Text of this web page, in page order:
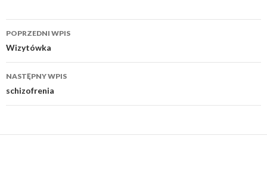
Nawigacja
wpisu
POPRZEDNI WPIS
Wizytówka
NASTĘPNY WPIS
schizofrenia